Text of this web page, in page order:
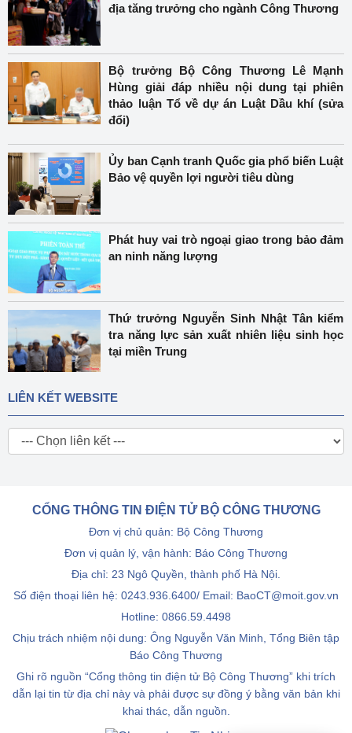
địa tăng trưởng cho ngành Công Thương
Bộ trưởng Bộ Công Thương Lê Mạnh
Hùng giải đáp nhiều nội dung tại phiên
thảo luận Tổ về dự án Luật Dầu khí (sửa
đổi)
Ủy ban Cạnh tranh Quốc gia phổ biến Luật
Bảo vệ quyền lợi người tiêu dùng
Phát huy vai trò ngoại giao trong bảo đảm
an ninh năng lượng
Thứ trưởng Nguyễn Sinh Nhật Tân kiểm
tra năng lực sản xuất nhiên liệu sinh học
tại miền Trung
LIÊN KẾT WEBSITE
CỔNG THÔNG TIN ĐIỆN TỬ BỘ CÔNG THƯƠNG
Đơn vị chủ quản: Bộ Công Thương
Đơn vị quản lý, vận hành: Báo Công Thương
Địa chỉ: 23 Ngô Quyền, thành phố Hà Nội.
Số điện thoại liên hệ: 0243.936.6400/ Email: BaoCT@moit.gov.vn
Hotline: 0866.59.4498
Chịu trách nhiệm nội dung: Ông Nguyễn Văn Minh, Tổng Biên tập
Báo Công Thương
Ghi rõ nguồn “Cổng thông tin điện tử Bộ Công Thương” khi trích
dẫn lại tin từ địa chỉ này và phải được sự đồng ý bằng văn bản khi
khai thác, dẫn nguồn.